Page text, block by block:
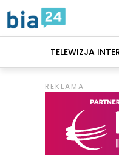
TELEWIZJA